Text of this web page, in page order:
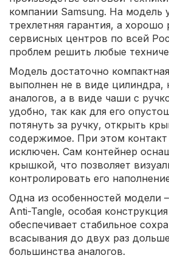
компании Samsung. На модель
трехлетняя гарантия, а хорошо
сервисных центров по всей
проблем решить любые
Модель достаточно
выполнен не в виде цилиндра,
аналогов, а в виде чаши с
удобно, так как для его
потянуть за ручку, открыть
содержимое. При этом
исключен. Сам контейнер
крышкой, что позволяет
контролировать его
Одна из особенностей модели
Anti-Tangle, особая
обеспечивает стабильное
всасывания до двух раз
большинства аналогов.